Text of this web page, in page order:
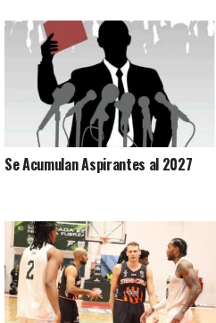
Se Acumulan Aspirantes al 2027